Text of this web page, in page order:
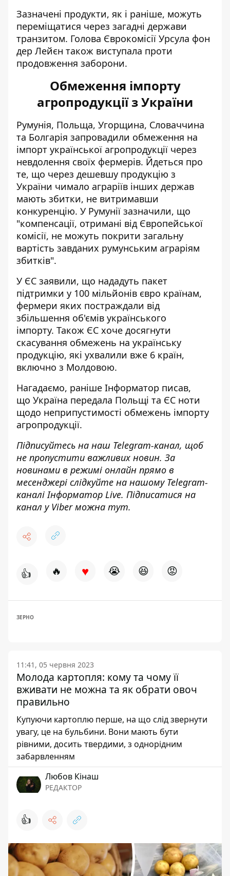
Зазначені продукти, як і раніше, можуть
переміщатися через загадні держави
транзитом. Голова Єврокомісії Урсула фон
дер Лейєн також виступала проти
продовження заборони.
Обмеження імпорту
агропродукції з України
Румунія, Польща, Угорщина, Словаччина
та Болгарія запровадили обмеження на
імпорт української агропродукції через
невдолення своїх фермерів. Йдеться про
те, що через дешевшу продукцію з
України чимало аграріїв інших держав
мають збитки, не витримавши
конкуренцію. У Румунії зазначили, що
"компенсації, отримані від Європейської
комісії, не можуть покрити загальну
вартість завданих румунським аграріям
збитків".
У ЄС заявили, що нададуть пакет
підтримки у 100 мільйонів євро країнам,
фермери яких постраждали від
збільшення об'ємів українського
імпорту. Також ЄС хоче досягнути
скасування обмежень на українську
продукцію, які ухвалили вже 6 країн,
включно з Молдовою.
Нагадаємо, раніше Інформатор писав,
що Україна передала Польщі та ЄС ноти
щодо неприпустимості обмежень імпорту
агропродукції.
Підписуйтесь на наш Telegram-канал, щоб
не пропустити важливих новин. За
новинами в режимі онлайн прямо в
месенджері слідкуйте на нашому Telegram-
каналіІнформатор Live. Підписатися на
канал у Viber можна тут.
👍 🔥 ♥ 😭 😆 😡
ЗЕРНО
11:41, 05 червня 2023
Молода картопля: кому та чому її
вживати не можна та як обрати овоч
правильно
Купуючи картоплю перше, на що слід звернути
увагу, це на бульбини. Вони мають бути
рівними, досить твердими, з однорідним
забарвленням
Любов Кінаш
РЕДАКТОР
👍